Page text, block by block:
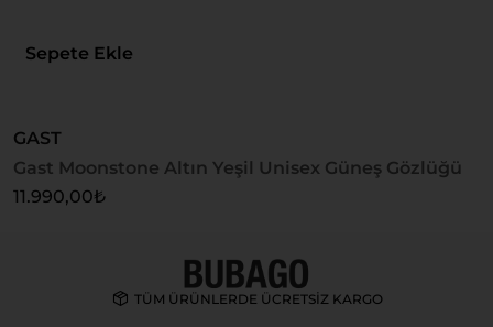
Sepete Ekle
GAST
Gast Moonstone Altın Yeşil Unisex Güneş Gözlüğü
11.990,00₺
TÜM ÜRÜNLERDE ÜCRETSİZ KARGO